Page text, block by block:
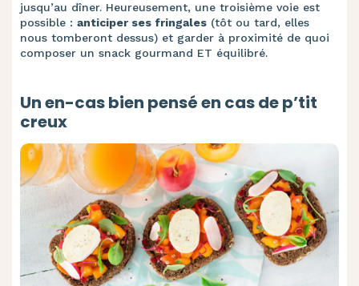
jusqu’au dîner. Heureusement, une troisième voie est
possible : anticiper ses fringales (tôt ou tard, elles
nous tomberont dessus) et garder à proximité de quoi
composer un snack gourmand ET équilibré.
Un en-cas bien pensé en cas de p’tit
creux